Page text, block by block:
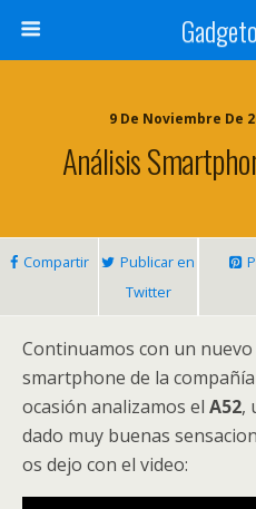
9 De Noviembre De
Análisis
Compartir
Publicar en
Twitter
Continuamos con un
smartphone de la compañía
ocasión analizamos el A52,
dado muy buenas
os dejo con el video: